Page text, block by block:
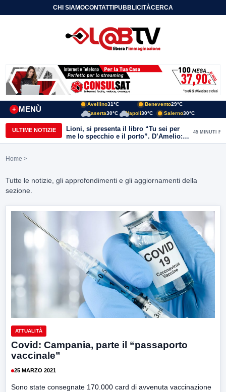
CHI SIAMOCONTATTIPUBBLICITÀCERCA
MENÙ
+
Avellino31°C Benevento29°C
Caserta30°C Napoli30°C Salerno30°C
ULTIME NOTIZIE
Lioni, si presenta il libro “Tu sei per
me lo specchio e il porto”. D’Amelio:
“Gettiamo un seme d’impegno futuro
45 MINUTI FA
Home >
Tutte le notizie, gli approfondimenti e gli aggiornamenti della
sezione.
ATTUALITÀ
Covid: Campania, parte il “passaporto
vaccinale”
25 MARZO 2021
Sono state consegnate 170.000 card di avvenuta vaccinazione